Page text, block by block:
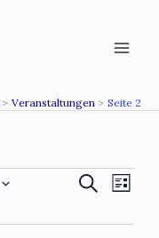
Veranstaltungen Seite 2
und
SucheListe